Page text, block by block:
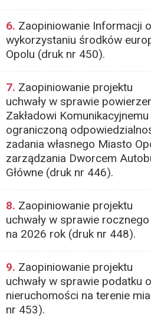
6. Zaopiniowanie Informacji o
wykorzystaniu środków
Opolu (druk nr 450).
7. Zaopiniowanie projektu
uchwały w sprawie
Zakładowi Komunikacyjnemu
ograniczoną
zadania własnego Miasto
zarządzania Dworcem
Główne (druk nr 446).
8. Zaopiniowanie projektu
uchwały w sprawie
na 2026 rok (druk nr 448).
9. Zaopiniowanie projektu
uchwały w sprawie podatku
nieruchomości na terenie
nr 453).